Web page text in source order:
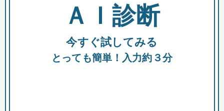
全国の検索結果を含めて表示
助成金 融資 出資
ＡＩ診断
今すぐ試してみる
とっても簡単！入力約３分